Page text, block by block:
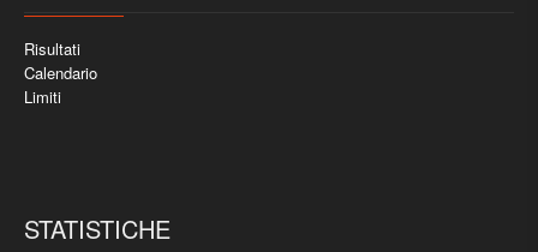
Risultati
Calendario
Limiti
STATISTICHE